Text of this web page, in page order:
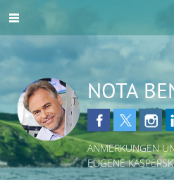
NOTA
ANMERKUNGEN
EUGENE